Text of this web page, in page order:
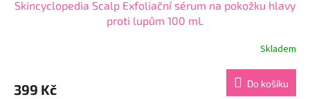
Skincyclopedia Scalp Exfoliační sérum na pokožku hlavy
proti lupům 100 mL
Skladem
399 Kč Do košíku